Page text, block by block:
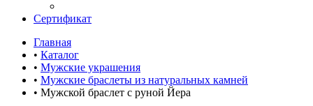
Сертификат
Главная
• Каталог
• Мужские украшения
• Мужские браслеты из натуральных камней
• Мужской браслет с руной Йера